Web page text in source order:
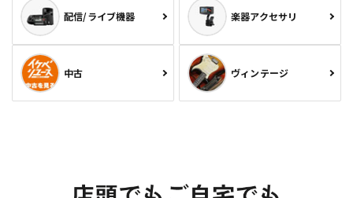
配信/ライブ機器 楽器アクセサリ
中古 ヴィンテージ